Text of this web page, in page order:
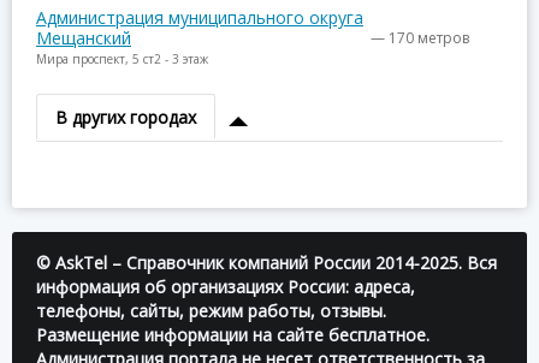
Администрация муниципального округа
Мещанский
Мира проспект, 5 ст2 - 3 этаж
— 170 метров
В других городах
© AskTel – Справочник компаний России 2014-2025. Вся
информация об организациях России: адреса,
телефоны, сайты, режим работы, отзывы.
Размещение информации на сайте бесплатное.